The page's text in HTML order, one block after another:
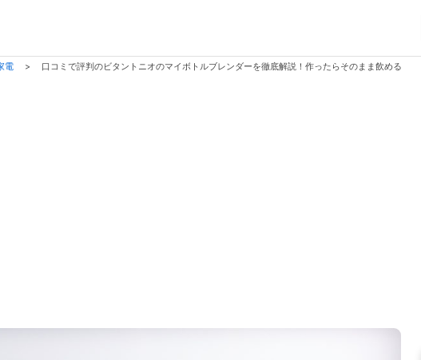
電 > 口コミで評判のビタントニオのマイボトルブレンダーを徹底解説！作ったらそのまま飲める